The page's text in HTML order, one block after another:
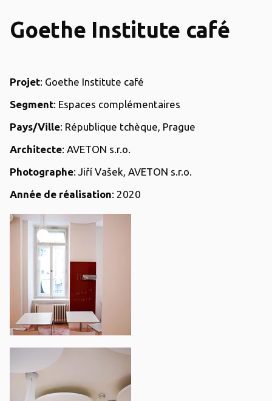
Goethe Institute café
Projet: Goethe Institute café
Segment: Espaces complémentaires
Pays/Ville: République tchèque, Prague
Architecte: AVETON s.r.o.
Photographe: Jiří Vašek, AVETON s.r.o.
Année de réalisation: 2020